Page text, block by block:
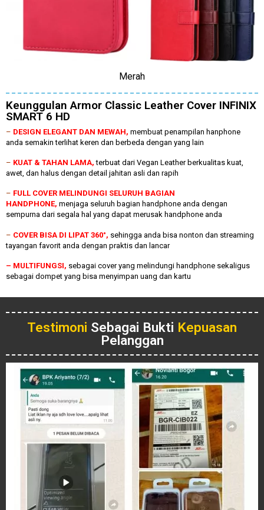
Merah
Keunggulan Armor Classic Leather Cover INFINIX
SMART 6 HD
– DESIGN ELEGANT DAN MEWAH, membuat penampilan hanphone
anda semakin terlihat keren dan berbeda dengan yang lain
– KUAT & TAHAN LAMA,terbuat dari Vegan Leather berkualitas kuat,
awet, dan halus dengan detail jahitan asli dan rapih
– FULL COVER MELINDUNGI SELURUH BAGIAN
HANDPHONE, menjaga seluruh bagian handphone anda dengan
sempurna dari segala hal yang dapat merusak handphone anda
– COVER BISA DI LIPAT 360°, sehingga anda bisa nonton dan streaming
tayangan favorit anda dengan praktis dan lancar
– MULTIFUNGSI, sebagai cover yang melindungi handphone sekaligus
sebagai dompet yang bisa menyimpan uang dan kartu
Testimoni Sebagai Bukti Kepuasan
Pelanggan